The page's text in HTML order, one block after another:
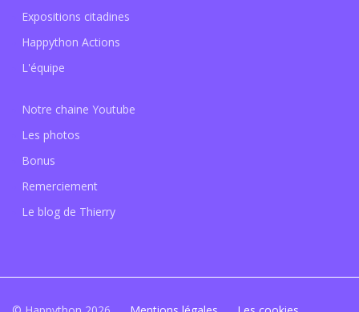
Expositions citadines
Happython Actions
L'équipe
Notre chaine Youtube
Les photos
Bonus
Remerciement
Le blog de Thierry